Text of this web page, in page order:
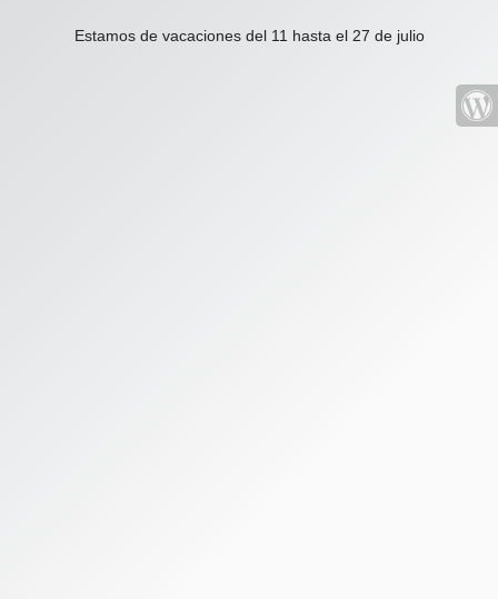
Estamos de vacaciones del 11 hasta el 27 de julio